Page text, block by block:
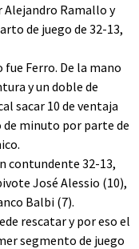
Ramallo y
de juego de 32-13,
Ferro. De la mano
y un doble de
sacar 10 de ventaja
de minuto por parte de
contundente 32-13,
José Alessio (10),
Balbi (7).
rescatar y por eso el
segmento de juego